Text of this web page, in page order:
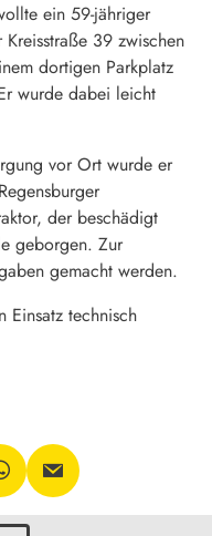
ein 59-jähriger
39 zwischen
dortigen Parkplatz
wurde dabei leicht
vor Ort wurde er
der beschädigt
geborgen. Zur
gemacht werden.
Einsatz technisch